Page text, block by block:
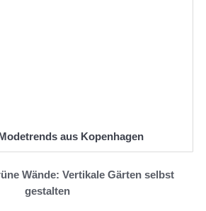
aus Kopenhagen
Wände: Vertikale Gärten selbst
gestalten